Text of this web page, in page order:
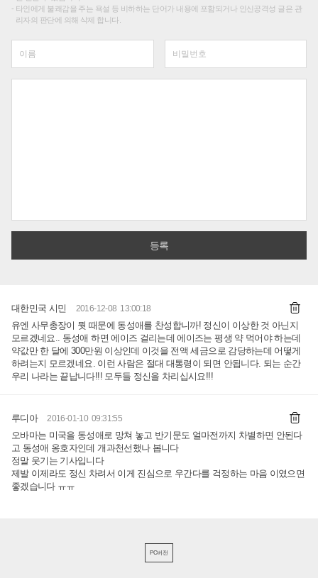
타인에게 불쾌감을 주는 욕설 등 비하하는 단어가 내용에 포함되거나 인신공격성 글은 관
리자의 판단에 의해 삭제 합니다.
대한민국 시민 2016-12-08 13:00:18
유엔 사무총장이 뭣 때문에 동성애를 찬성합니까! 정신이 이상한 것 아닌지
모르겠네요.. 동성애 하면 에이즈 걸리는데 에이즈는 평생 약 먹어야 하는데
약값만 한 달에 300만원 이상인데 이것을 전액 세금으로 감당하는데 어떻게
하려는지 모르겠네요. 이런 사람은 절대 대통령이 되면 안됩니다. 되는 순간
우리 나라는 끝납니다!!! 모두들 정신을 차리십시요!!!
루디아 2016-01-10 09:31:55
오바마는 미국을 동성애로 망쳐 놓고 반기문도 얼마전까지 차별하면 안된다
고 동성애 옹호자인데 개과천선했나 봅니다
정말 웃기는 기사입니다
제발 이제라도 정신 차려서 이게 진심으로 우간다를 걱정하는 마음 이였으면
좋겠습니다 ㅠㅠ
PC버전